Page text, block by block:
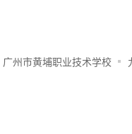
广州市黄埔职业技术学校